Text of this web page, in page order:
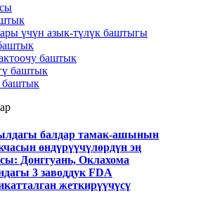
үчүн азык-түлүк баштыгы
баштык
баштык
баштык
балдар тамак-ашынын
өндүрүүчүлөрдүн эң
Донггуань, Оклахома
3 заводдук FDA
жеткирүүчүсү